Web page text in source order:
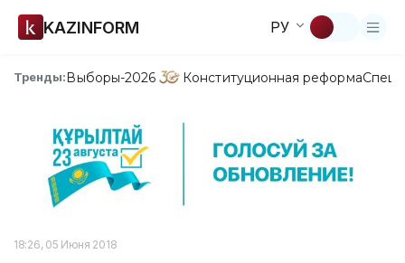
KAZINFORM РУ
Тренды:Выборы-2026 Конституционная реформа
18:26, 05 Июня 2018